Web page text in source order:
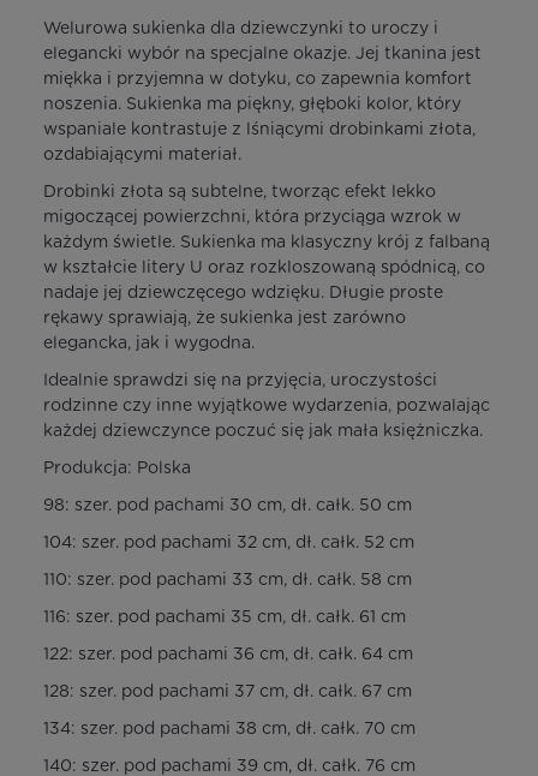
Welurowa sukienka dla dziewczynki to uroczy i
elegancki wybór na specjalne okazje. Jej tkanina jest
miękka i przyjemna w dotyku, co zapewnia komfort
noszenia. Sukienka ma piękny, głęboki kolor, który
wspaniale kontrastuje z lśniącymi drobinkami złota,
ozdabiającymi materiał.
Drobinki złota są subtelne, tworząc efekt lekko
migoczącej powierzchni, która przyciąga wzrok w
każdym świetle. Sukienka ma klasyczny krój z falbaną
w kształcie litery U oraz rozkloszowaną spódnicą, co
nadaje jej dziewczęcego wdzięku. Długie proste
rękawy sprawiają, że sukienka jest zarówno
elegancka, jak i wygodna.
Idealnie sprawdzi się na przyjęcia, uroczystości
rodzinne czy inne wyjątkowe wydarzenia, pozwalając
każdej dziewczynce poczuć się jak mała księżniczka.
Produkcja: Polska
98: szer. pod pachami 30 cm, dł. całk. 50 cm
104: szer. pod pachami 32 cm, dł. całk. 52 cm
110: szer. pod pachami 33 cm, dł. całk. 58 cm
116: szer. pod pachami 35 cm, dł. całk. 61 cm
122: szer. pod pachami 36 cm, dł. całk. 64 cm
128: szer. pod pachami 37 cm, dł. całk. 67 cm
134: szer. pod pachami 38 cm, dł. całk. 70 cm
140: szer. pod pachami 39 cm, dł. całk. 76 cm